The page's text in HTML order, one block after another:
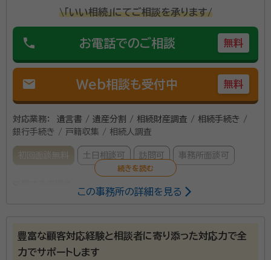
\「いい相続」にてご相談を承ります/
phone お電話でのご相談 無料
mail Web相談も受付中 無料
対応業務：
遺言書 / 遺産分割 / 相続財産調査 / 相続手続き /
銀行手続き / 戸籍収集 / 相続人調査
初回面談無料 土日相談可 訪問可 事務所面談可
仙台駅から歩いて10分くらいのところに事務所があり
この事務所の詳細を見る
豊富な顧客対応経験と相談者に寄り添った対応力で全
力でサポートします